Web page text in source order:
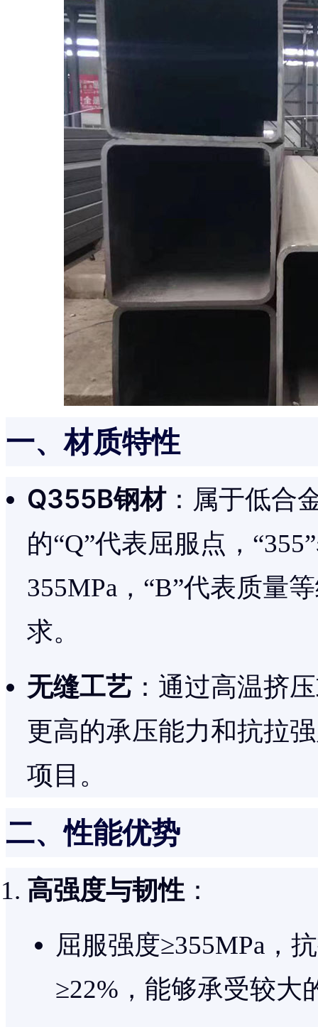
一、材质特性
Q355B钢材：属于低合
的“Q”代表屈服点，
355MPa，“B”代表质量
求。
无缝工艺 ：通过高温挤
更高的承压能力和抗拉
项目。
二、性能优势
高强度与韧性 ：
屈服强度≥355MPa，
≥22%，能够承受较大